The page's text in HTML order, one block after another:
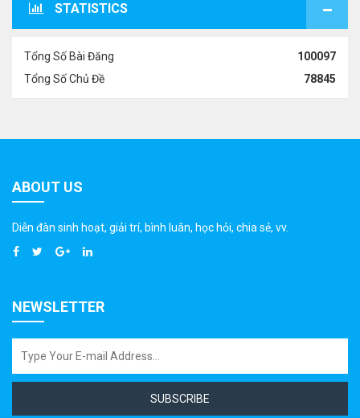
STATISTICS
Tổng Số Bài Đăng
100097
Tổng Số Chủ Đề
78845
ABOUT US
Diễn đàn sinh hoạt, giải trí, bình luân, học hỏi, chia sẻ, vv.
NEWSLETTER
SUBSCRIBE